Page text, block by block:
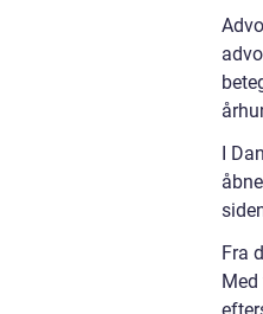
I
Fra